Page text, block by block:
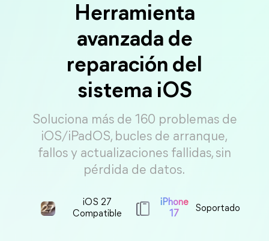
Herramienta
avanzada de
reparación del
sistema iOS
Soluciona más de 160 problemas de
iOS/iPadOS, bucles de arranque,
fallos y actualizaciones fallidas, sin
pérdida de datos.
iOS 27
Compatible
iPhone
17
Soportado